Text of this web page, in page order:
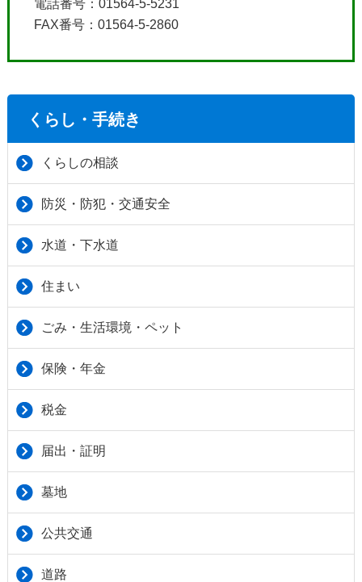
電話番号：01564-5-5231
FAX番号：01564-5-2860
くらし・手続き
くらしの相談
防災・防犯・交通安全
水道・下水道
住まい
ごみ・生活環境・ペット
保険・年金
税金
届出・証明
墓地
公共交通
道路